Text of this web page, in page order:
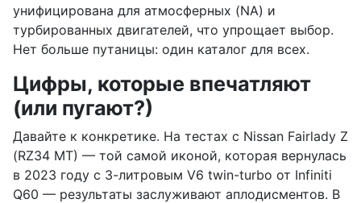
унифицирована для атмосферных (NA) и
турбированных двигателей, что упрощает выбор.
Нет больше путаницы: один каталог для всех.
Цифры, которые впечатляют
(или пугают?)
Давайте к конкретике. На тестах с Nissan Fairlady Z
(RZ34 MT) — той самой иконой, которая вернулась
в 2023 году с 3-литровым V6 twin-turbo от Infiniti
Q60 — результаты заслуживают аплодисментов. В